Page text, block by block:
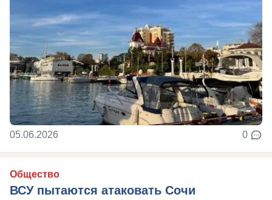
05.06.2026 0
Общество
ВСУ пытаются атаковать Сочи